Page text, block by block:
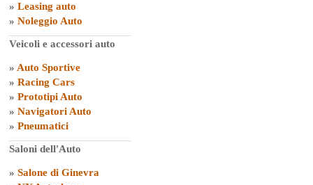
» Leasing auto
» Noleggio Auto
Veicoli e accessori auto
» Auto Sportive
» Racing Cars
» Prototipi Auto
» Navigatori Auto
» Pneumatici
Saloni dell'Auto
» Salone di Ginevra